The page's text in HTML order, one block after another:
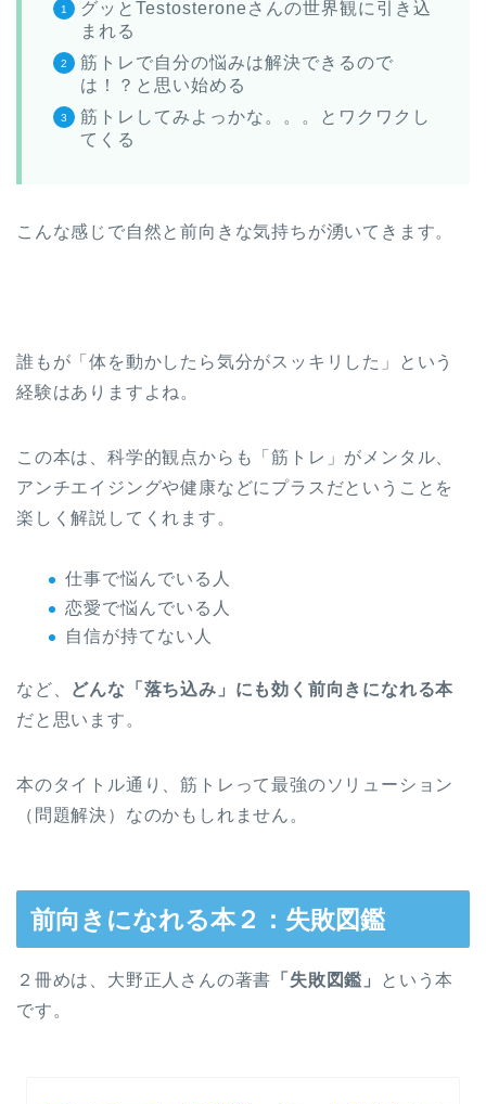
グッとTestosteroneさんの世界観に引き込
まれる
筋トレで自分の悩みは解決できるので
は！？と思い始める
筋トレしてみよっかな。。。とワクワクし
てくる
こんな感じで自然と前向きな気持ちが湧いてきます。
誰もが「体を動かしたら気分がスッキリした」という
経験はありますよね。
この本は、科学的観点からも「筋トレ」がメンタル、
アンチエイジングや健康などにプラスだということを
楽しく解説してくれます。
仕事で悩んでいる人
恋愛で悩んでいる人
自信が持てない人
など、 どんな「落ち込み」にも効く前向きになれる本
だと思います。
本のタイトル通り、筋トレって最強のソリューション
（問題解決）なのかもしれません。
前向きになれる本２：失敗図鑑
２冊めは、大野正人さんの著書 「失敗図鑑」
という本
です。